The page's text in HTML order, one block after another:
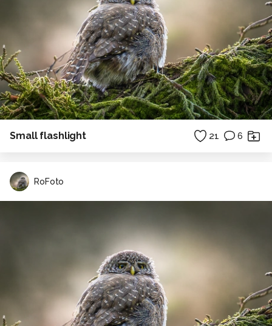
Small flashlight 21 6
RoFoto